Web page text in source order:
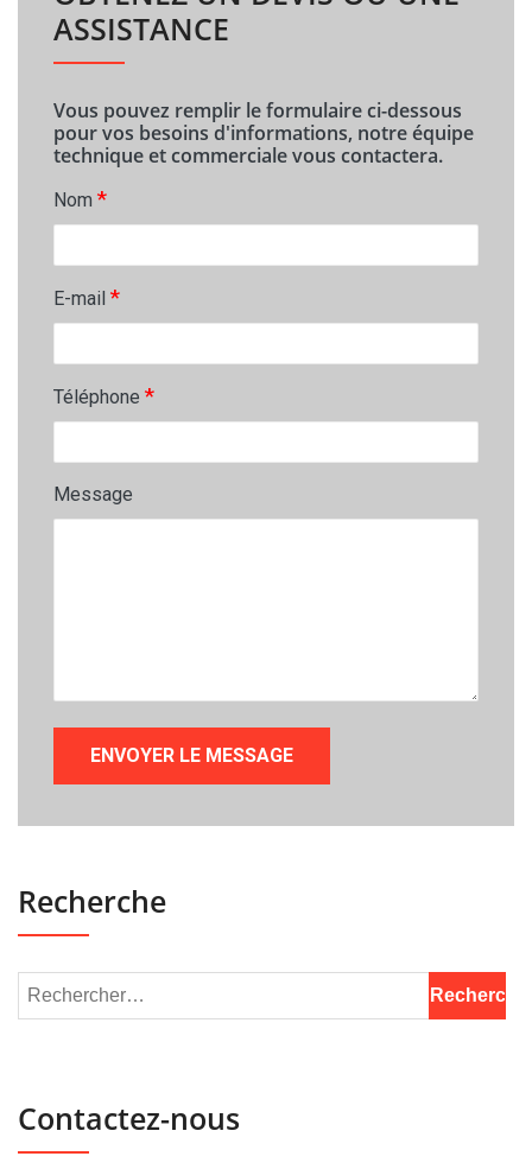
ASSISTANCE
Vous pouvez remplir le formulaire ci-dessous
pour vos besoins d'informations, notre équipe
technique et commerciale vous contactera.
Nom *
E-mail *
Téléphone *
Message
Recherche
Contactez-nous